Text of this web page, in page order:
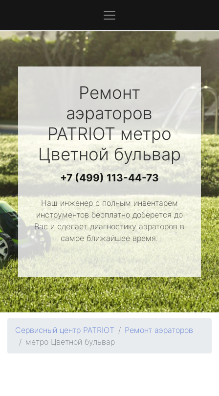
Ремонт
аэраторов
PATRIOTметро
Цветной бульвар
+7 (499) 113-44-73
Наш инженер с полным инвентарем
инструментов бесплатно доберется до
Вас и сделает диагностику аэраторов в
самое ближайшее время.
Сервисный центр PATRIOT
Ремонт аэраторов
метро Цветной бульвар